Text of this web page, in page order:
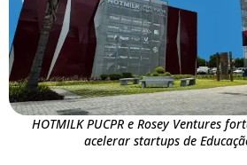
HOTMILK PUCPR e Rosey Ventures
acelerar startups de